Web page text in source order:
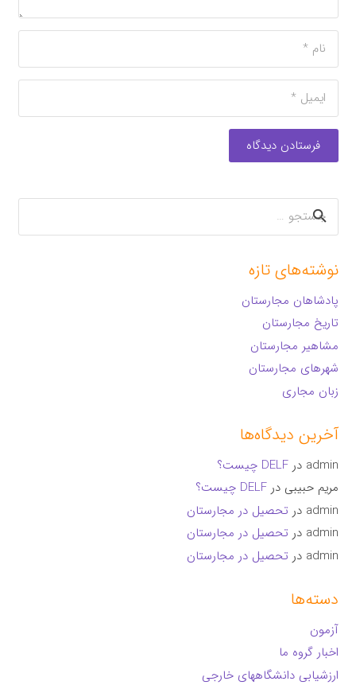
فرستادن دیدگاه
جستجو
برای:
نوشته‌های تازه
پادشاهان مجارستان
تاریخ مجارستان
مشاهیر مجارستان
شهرهای مجارستان
زبان مجاری
آخرین دیدگاه‌ها
admin درDELF چیست؟
مریم حبیبی درDELF چیست؟
admin در تحصیل در مجارستان
admin در تحصیل در مجارستان
admin در تحصیل در مجارستان
دسته‌ها
آزمون
اخبار گروه ما
ارزشیابی دانشگاههای خارجی